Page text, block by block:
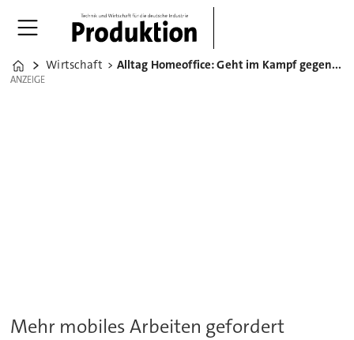
Home
Wirtschaft Alltag Homeoffice: Geht im Kampf gegen Corona noch mehr?
ANZEIGE
ANZEIGE
Mehr mobiles Arbeiten gefordert